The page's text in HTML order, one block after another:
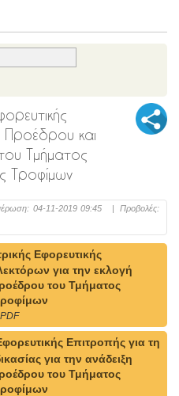
Προέδρου και
Τμήματος
Τροφίμων
04-11-2019 09:45 |
Προβολές:
Εφορευτικής
για την εκλογή
του Τμήματος
Επιτροπής για τη
για την ανάδειξη
του Τμήματος